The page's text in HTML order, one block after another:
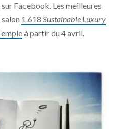
Facebook. Les meilleures
1.618Sustainable Luxury
à partir du 4 avril.